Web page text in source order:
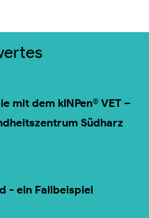
mit dem kINPen® VET –
Südharz
- ein Fallbeispiel